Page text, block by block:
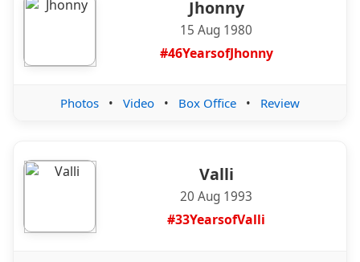
Jhonny
15 Aug 1980
#46YearsofJhonny
Photos • Video • Box Office • Review
Valli
20 Aug 1993
#33YearsofValli